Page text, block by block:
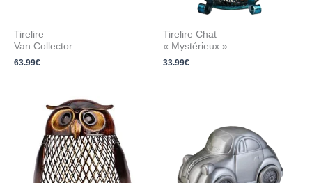
Tirelire
Van Collector
63.99€
Tirelire Chat
« Mystérieux »
33.99€